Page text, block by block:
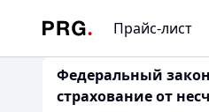
Прайс-лист
Федеральный
страхование от